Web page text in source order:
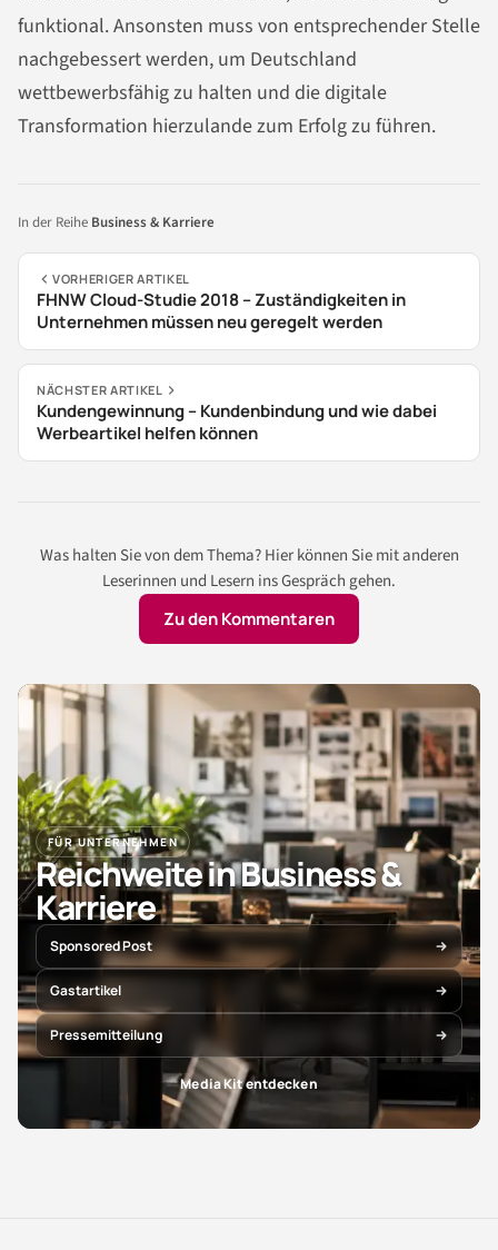
funktional. Ansonsten muss von entsprechender Stelle
nachgebessert werden, um Deutschland
wettbewerbsfähig zu halten und die digitale
Transformation hierzulande zum Erfolg zu führen.
In der Reihe Business & Karriere
VORHERIGER ARTIKEL
FHNW Cloud-Studie 2018 – Zuständigkeiten in
Unternehmen müssen neu geregelt werden
NÄCHSTER ARTIKEL
Kundengewinnung – Kundenbindung und wie dabei
Werbeartikel helfen können
Was halten Sie von dem Thema? Hier können Sie mit anderen
Leserinnen und Lesern ins Gespräch gehen.
Zu den Kommentaren
FÜR UNTERNEHMEN
Reichweite in Business &
Karriere
Sponsored Post
Gastartikel
Pressemitteilung
Media Kit entdecken